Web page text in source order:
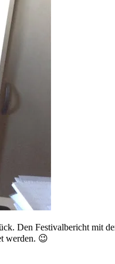
Den Festivalbericht mit
werden. 😉